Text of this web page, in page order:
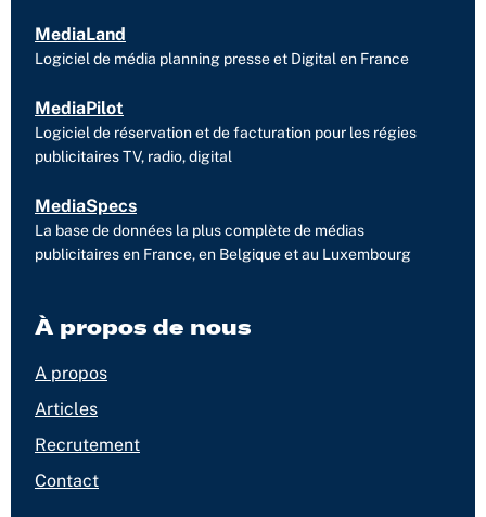
MediaLand
Logiciel de média planning presse et Digital en France
MediaPilot
Logiciel de réservation et de facturation pour les régies
publicitaires TV, radio, digital
MediaSpecs
La base de données la plus complète de médias
publicitaires en France, en Belgique et au Luxembourg
À propos de nous
A propos
Articles
Recrutement
Contact